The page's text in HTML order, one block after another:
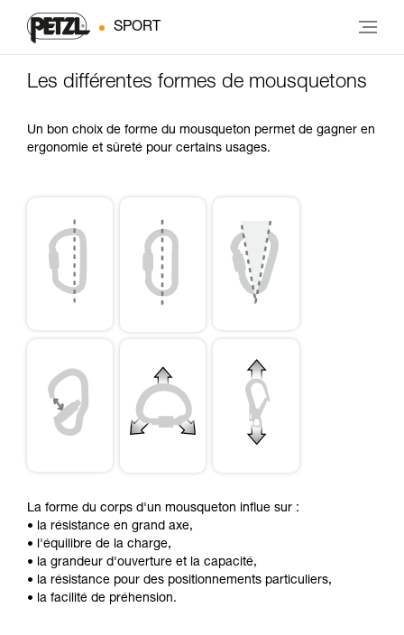
SPORT
Les différentes formes de mousquetons
Un bon choix de forme du mousqueton permet de gagner en
ergonomie et sûreté pour certains usages.
La forme du corps d'un mousqueton influe sur :
• la résistance en grand axe,
• l'équilibre de la charge,
• la grandeur d'ouverture et la capacité,
• la résistance pour des positionnements particuliers,
• la facilité de préhension.